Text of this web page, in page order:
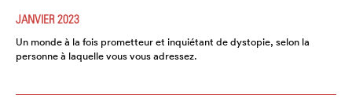
JANVIER 2023
Un monde à la fois prometteur et inquiétant de dystopie, selon la
personne à laquelle vous vous adressez.